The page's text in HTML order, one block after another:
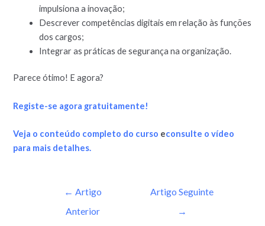
impulsiona a inovação;
Descrever competências digitais em relação às funções
dos cargos;
Integrar as práticas de segurança na organização.
Parece ótimo! E agora?
Registe-se agora gratuitamente!
Veja o conteúdo completo do curso econsulte o vídeo
para mais detalhes.
← Artigo
Anterior
Artigo Seguinte
→